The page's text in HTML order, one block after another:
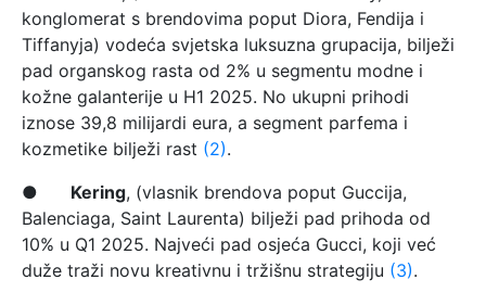
konglomerat s brendovima poput Diora, Fendija i
Tiffanyja) vodeća svjetska luksuzna grupacija, bilježi
pad organskog rasta od 2% u segmentu modne i
kožne galanterije u H1 2025. No ukupni prihodi
iznose 39,8 milijardi eura, a segment parfema i
kozmetike bilježi rast (2).
● Kering, (vlasnik brendova poput Guccija,
Balenciaga, Saint Laurenta) bilježi pad prihoda od
10% u Q1 2025. Najveći pad osjeća Gucci, koji već
duže traži novu kreativnu i tržišnu strategiju (3).